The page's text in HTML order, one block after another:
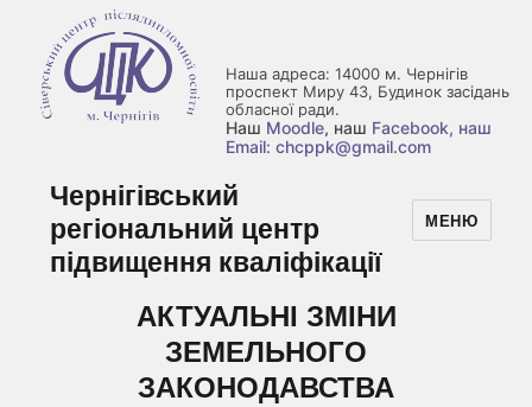
Наша адреса: 14000 м. Чернігів
проспект Миру 43, Будинок засідань
обласної ради.
Наш Moodle, наш Facebook, наш
Email: chcppk@gmail.com
Чернігівський
регіональний центр
підвищення кваліфікації
МЕНЮ
АКТУАЛЬНІ ЗМІНИ
ЗЕМЕЛЬНОГО
ЗАКОНОДАВСТВА